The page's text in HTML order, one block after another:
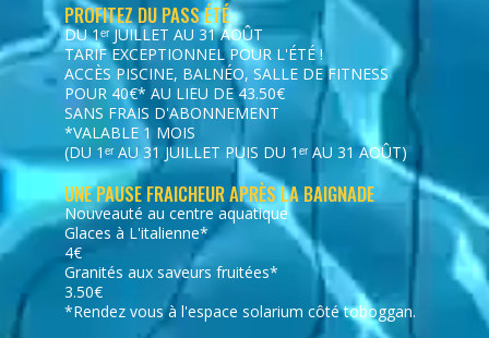
PROFITEZ DU PASS ÉTÉ
DU 1ᵉʳ JUILLET AU 31 AOÛT
TARIF EXCEPTIONNEL POUR L'ÉTÉ !
ACCÈS PISCINE, BALNÉO, SALLE DE FITNESS
POUR 40€* AU LIEU DE 43.50€
SANS FRAIS D'ABONNEMENT
*VALABLE 1 MOIS
(DU 1ᵉʳ AU 31 JUILLET PUIS DU 1ᵉʳ AU 31 AOÛT)
UNE PAUSE FRAICHEUR APRÈS LA BAIGNADE
Nouveauté au centre aquatique
Glaces à L'italienne*
4€
Granités aux saveurs fruitées*
3.50€
*Rendez vous à l'espace solarium côté toboggan.